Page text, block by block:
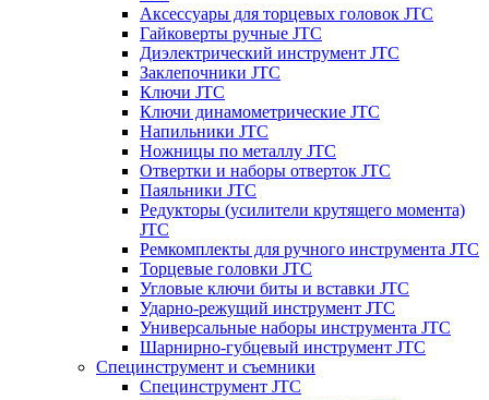
Аксессуары для торцевых головок JTC
Гайковерты ручные JTC
Диэлектрический инструмент JTC
Заклепочники JTC
Ключи JTC
Ключи динамометрические JTC
Напильники JTC
Ножницы по металлу JTC
Отвертки и наборы отверток JTC
Паяльники JTC
Редукторы (усилители крутящего момента)
JTC
Ремкомплекты для ручного инструмента JTC
Торцевые головки JTC
Угловые ключи биты и вставки JTC
Ударно-режущий инструмент JTC
Универсальные наборы инструмента JTC
Шарнирно-губцевый инструмент JTC
Специнструмент и съемники
Специнструмент JTC